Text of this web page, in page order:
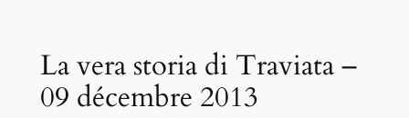
La vera storia di Traviata –
09 décembre 2013